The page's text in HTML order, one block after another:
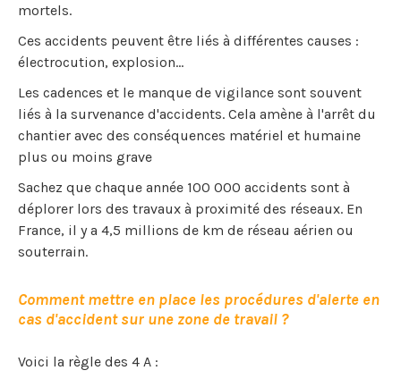
mortels.
Ces accidents peuvent être liés à différentes causes :
électrocution, explosion…
Les cadences et le manque de vigilance sont souvent
liés à la survenance d'accidents. Cela amène à l'arrêt du
chantier avec des conséquences matériel et humaine
plus ou moins grave
Sachez que chaque année 100 000 accidents sont à
déplorer lors des travaux à proximité des réseaux. En
France, il y a 4,5 millions de km de réseau aérien ou
souterrain.
Comment mettre en place les procédures d'alerte en
cas d'accident sur une zone de travail ?
Voici la règle des 4 A :